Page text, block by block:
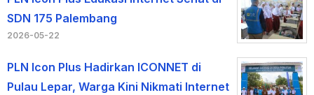
SDN 175 Palembang
2026-05-22
PLN Icon Plus Hadirkan ICONNET di
Pulau Lepar, Warga Kini Nikmati Internet